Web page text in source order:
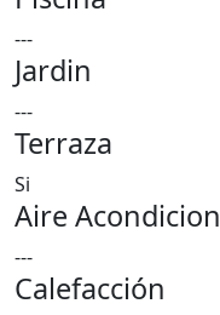
---
Jardin
---
Terraza
Si
Aire
---
Calefacción